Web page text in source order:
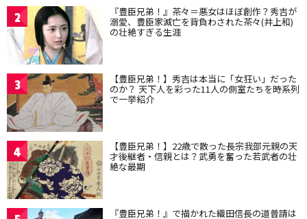
2 『豊臣兄弟！』茶々＝悪女はほぼ創作？秀吉が
溺愛、豊臣家滅亡を背負わされた茶々(井上和)
の壮絶すぎる生涯
3 【豊臣兄弟！】秀吉は本当に「女狂い」だった
のか？ 天下人を彩った11人の側室たちを時系列
で一挙紹介
4 【豊臣兄弟！】22歳で散った長宗我部元親の天
才後継者・信親とは？武勇を奮った若武者の壮
絶な最期
『豊臣兄弟！』で描かれた織田信長の道普請は